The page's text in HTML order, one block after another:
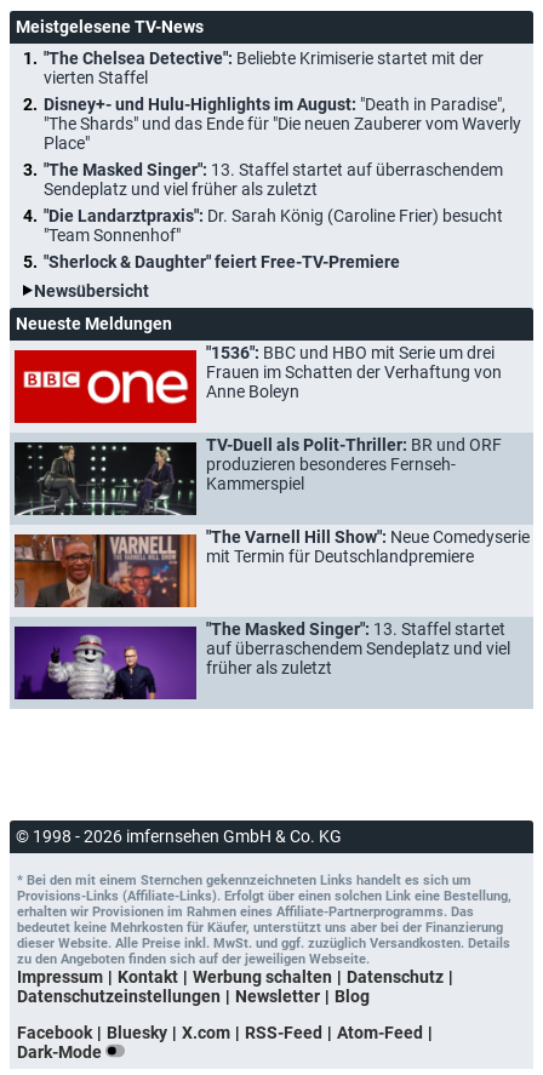
Meistgelesene TV-News
"The Chelsea Detective": Beliebte Krimiserie startet mit der
vierten Staffel
Disney+- und Hulu-Highlights im August: "Death in Paradise",
"The Shards" und das Ende für "Die neuen Zauberer vom Waverly
Place"
"The Masked Singer": 13. Staffel startet auf überraschendem
Sendeplatz und viel früher als zuletzt
"Die Landarztpraxis": Dr. Sarah König (Caroline Frier) besucht
"Team Sonnenhof"
"Sherlock & Daughter" feiert Free-TV-Premiere
Newsübersicht
Neueste Meldungen
"1536": BBC und HBO mit Serie um drei
Frauen im Schatten der Verhaftung von
Anne Boleyn
TV-Duell als Polit-Thriller: BR und ORF
produzieren besonderes Fernseh-
Kammerspiel
"The Varnell Hill Show": Neue Comedyserie
mit Termin für Deutschlandpremiere
"The Masked Singer": 13. Staffel startet
auf überraschendem Sendeplatz und viel
früher als zuletzt
© 1998 - 2026 imfernsehen GmbH & Co. KG
* Bei den mit einem Sternchen gekennzeichneten Links handelt es sich um
Provisions-Links (Affiliate-Links). Erfolgt über einen solchen Link eine Bestellung,
erhalten wir Provisionen im Rahmen eines Affiliate-Partnerprogramms. Das
bedeutet keine Mehrkosten für Käufer, unterstützt uns aber bei der Finanzierung
dieser Website. Alle Preise inkl. MwSt. und ggf. zuzüglich Versandkosten. Details
zu den Angeboten finden sich auf der jeweiligen Webseite.
Impressum Kontakt Werbung schalten
Datenschutz
Datenschutzeinstellungen
Newsletter
Blog
Facebook
Bluesky X.com RSS-Feed
Atom-Feed
Dark-Mode